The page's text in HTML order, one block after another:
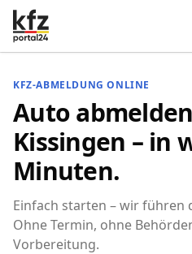
KFZ-ABMELDUNG ONLINE
Auto
Kissingen – in
Minuten.
Einfach starten – wir führen
Ohne Termin, ohne
Vorbereitung.